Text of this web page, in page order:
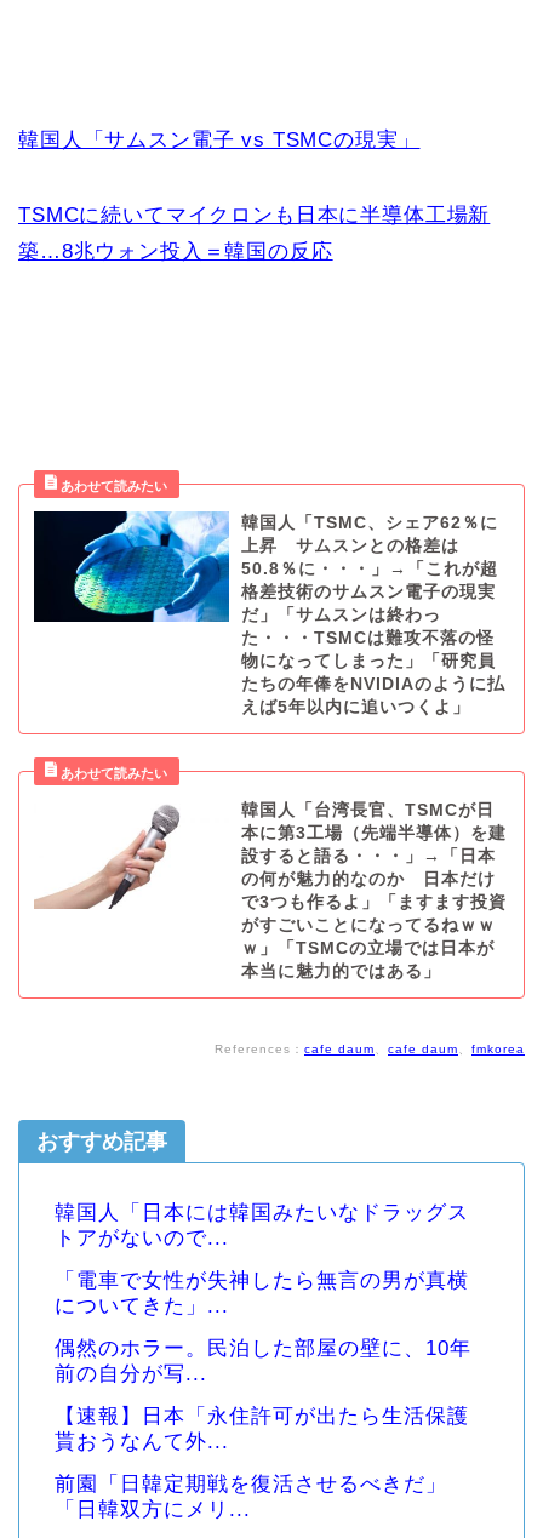
韓国人「サムスン電子 vs TSMCの現実」
TSMCに続いてマイクロンも日本に半導体工場新
築…8兆ウォン投入＝韓国の反応
韓国人「TSMC、シェア62％に
上昇 サムスンとの格差は
50.8％に・・・」→「これが超
格差技術のサムスン電子の現実
だ」「サムスンは終わっ
た・・・TSMCは難攻不落の怪
物になってしまった」「研究員
たちの年俸をNVIDIAのように払
えば5年以内に追いつくよ」
韓国人「台湾長官、TSMCが日
本に第3工場（先端半導体）を建
設すると語る・・・」→「日本
の何が魅力的なのか 日本だけ
で3つも作るよ」「ますます投資
がすごいことになってるねｗｗ
ｗ」「TSMCの立場では日本が
本当に魅力的ではある」
References： cafe daum、 cafe daum、 fmkorea
おすすめ記事
韓国人「日本には韓国みたいなドラッグス
トアがないので...
「電車で女性が失神したら無言の男が真横
についてきた」...
偶然のホラー。民泊した部屋の壁に、10年
前の自分が写...
【速報】日本「永住許可が出たら生活保護
貰おうなんて外...
前園「日韓定期戦を復活させるべきだ」
「日韓双方にメリ...